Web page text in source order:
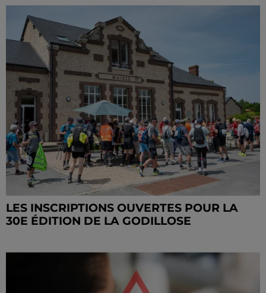
LES INSCRIPTIONS OUVERTES POUR LA
30E ÉDITION DE LA GODILLOSE